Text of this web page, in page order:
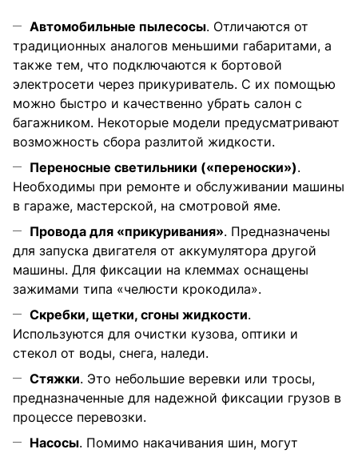
Автомобильные пылесосы. Отличаются от
традиционных аналогов меньшими габаритами, а
также тем, что подключаются к бортовой
электросети через прикуриватель. С их помощью
можно быстро и качественно убрать салон с
багажником. Некоторые модели предусматривают
возможность сбора разлитой жидкости.
Переносные светильники («переноски»).
Необходимы при ремонте и обслуживании машины
в гараже, мастерской, на смотровой яме.
Провода для «прикуривания». Предназначены
для запуска двигателя от аккумулятора другой
машины. Для фиксации на клеммах оснащены
зажимами типа «челюсти крокодила».
Скребки, щетки, сгоны жидкости.
Используются для очистки кузова, оптики и
стекол от воды, снега, наледи.
Стяжки. Это небольшие веревки или тросы,
предназначенные для надежной фиксации грузов в
процессе перевозки.
Насосы. Помимо накачивания шин, могут